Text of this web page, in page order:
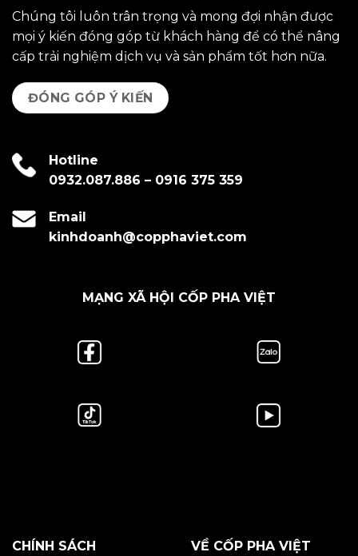
Chúng tôi luôn trân trọng và mong đợi nhận được
mọi ý kiến đóng góp từ khách hàng để có thể nâng
cấp trải nghiệm dịch vụ và sản phẩm tốt hơn nữa.
ĐÓNG GÓP Ý KIẾN
Hotline
0932.087.886 – 0916 375 359
Email
kinhdoanh@copphaviet.com
MẠNG XÃ HỘI CỐP PHA VIỆT
CHÍNH SÁCH
VỀ CỐP PHA VIỆT